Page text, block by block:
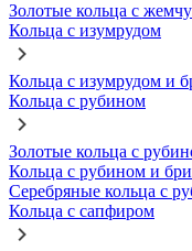
Золотые кольца с
Кольца с изумрудом
Кольца с изумрудом и
Кольца с рубином
Золотые кольца с
Кольца с рубином и
Серебряные кольца с
Кольца с сапфиром